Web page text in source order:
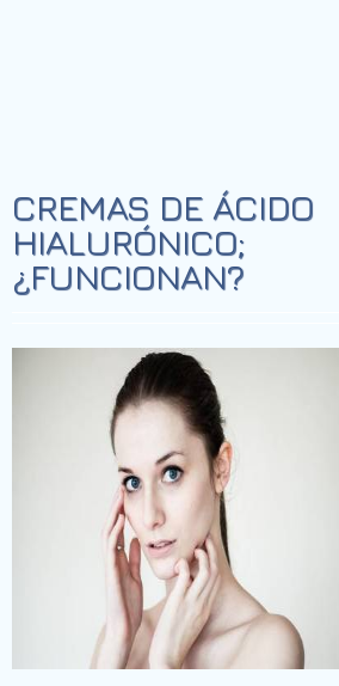
CREMAS DE ÁCIDO
HIALURÓNICO;
¿FUNCIONAN?